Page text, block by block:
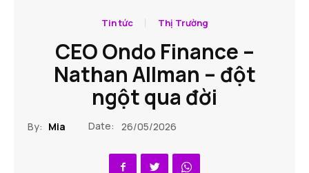
Tin tức Thị Trường
CEO Ondo Finance –
Nathan Allman – đột
ngột qua đời
By: Mia Date: 26/05/2026